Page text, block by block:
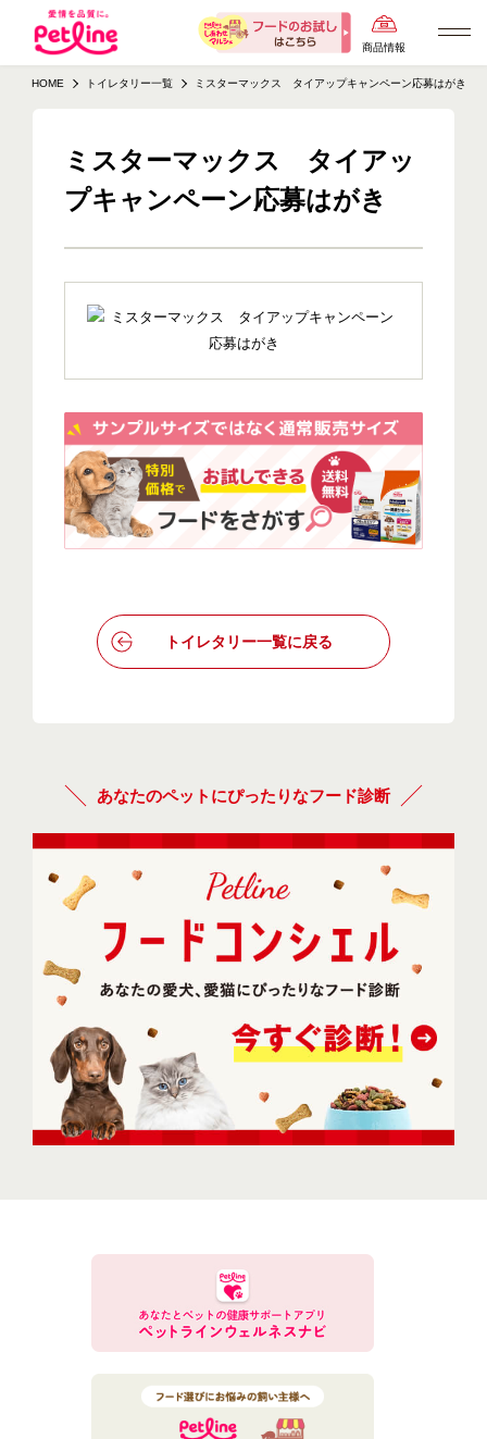
商品情報
HOME トイレタリー一覧 ミスターマックス タイアップキャンペーン応募はがき
ミスターマックス タイアッ
プキャンペーン応募はがき
トイレタリー一覧に戻る
あなたのペットにぴったりなフード診断